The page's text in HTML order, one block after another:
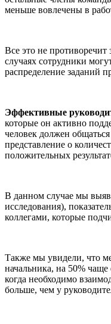
меньше вовлечены в
Все это не противоречит
случаях сотрудники
распределение заданий
Эффективные
которые он активно
человек должен
представление о
положительных
В данном случае мы
исследования),
коллегами, которые
Также мы увидели, что
начальника, на 50%
когда необходимо
больше, чем у